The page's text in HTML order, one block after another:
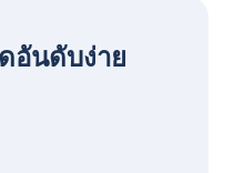
อันดับง่าย